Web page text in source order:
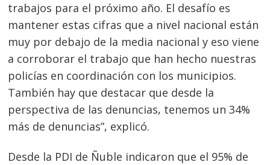
trabajos para el próximo año. El desafío es
mantener estas cifras que a nivel nacional están
muy por debajo de la media nacional y eso viene
a corroborar el trabajo que han hecho nuestras
policías en coordinación con los municipios.
También hay que destacar que desde la
perspectiva de las denuncias, tenemos un 34%
más de denuncias”, explicó.
Desde la PDI de Ñuble indicaron que el 95% de